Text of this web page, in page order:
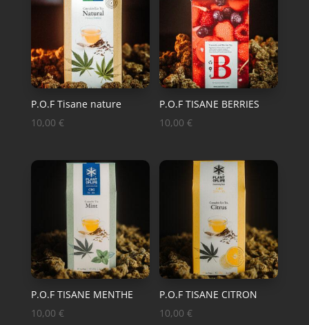
P.O.F Tisane nature
10,00 €
P.O.F TISANE BERRIES
10,00€
P.O.F TISANE MENTHE
10,00 €
P.O.F TISANE CITRON
10,00€